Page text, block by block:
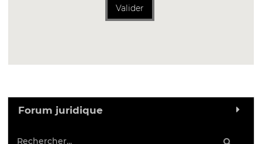
Valider
Forum juridique